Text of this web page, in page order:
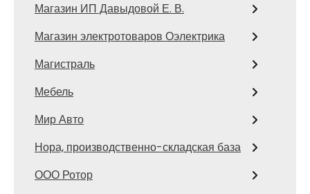
Магазин ИП Давыдовой Е. В.
Магазин электротоваров Оэлектрика
Магистраль
Мебель
Мир Авто
Нора, производственно-складская база
ООО Ротор